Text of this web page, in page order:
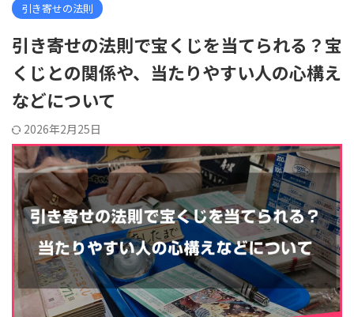
引き寄せの法則
引き寄せの法則で宝くじを当てられる？宝
くじとの関係や、当たりやすい人の心構え
などについて
2026年2月25日